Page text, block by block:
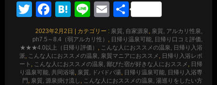
TwitterFacebook
Hatena
LineEmail
共
有
2023年2月2日 カテゴリー : 泉質, 自家源泉, 泉質, アルカリ性泉,
ph7.5～8.4（弱アルカリ性） , 日帰り温泉可能, 日帰り口コミ評価,
★★★4.0以上（日帰り評価） , こんな人におススメの温泉, 日帰り入浴
派, こんな人におススメの温泉, 泉質マニアにおススメ , 日帰り入浴レポ
ート , こんな人におススメの温泉, 鄙びた宿が好きな人におススメ , 日帰
り温泉可能, 共同浴場, 泉質, ドバドバ湯, 日帰り温泉可能, 日帰り入浴専
門 , 泉質, 源泉掛け流し , こんな人におススメの温泉, 湯巡りをしたい方